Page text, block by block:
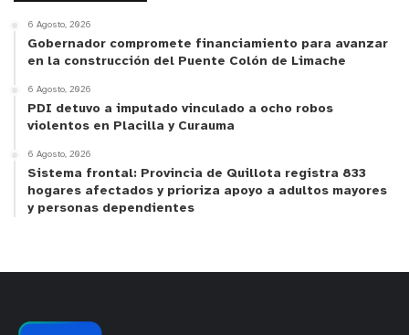
6 Agosto, 2026
Gobernador compromete financiamiento para avanzar
en la construcción del Puente Colón de Limache
6 Agosto, 2026
PDI detuvo a imputado vinculado a ocho robos
violentos en Placilla y Curauma
6 Agosto, 2026
Sistema frontal: Provincia de Quillota registra 833
hogares afectados y prioriza apoyo a adultos mayores
y personas dependientes